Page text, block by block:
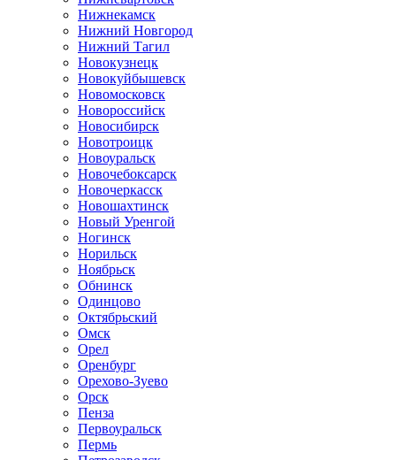
Нижнекамск
Нижний Новгород
Нижний Тагил
Новокузнецк
Новокуйбышевск
Новомосковск
Новороссийск
Новосибирск
Новотроицк
Новоуральск
Новочебоксарск
Новочеркасск
Новошахтинск
Новый Уренгой
Ногинск
Норильск
Ноябрьск
Обнинск
Одинцово
Октябрьский
Омск
Орел
Оренбург
Орехово-Зуево
Орск
Пенза
Первоуральск
Пермь